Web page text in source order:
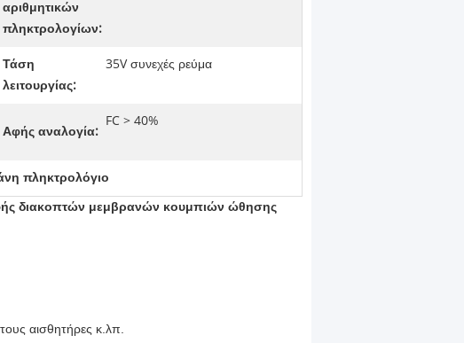
αριθμητικών
πληκτρολογίων:
Τάση
λειτουργίας:
35V συνεχές ρεύμα
Αφής αναλογία:
FC > 40%
πληκτρολόγιο
διακοπτών μεμβρανών κουμπιών ώθησης
αισθητήρες κ.λπ.